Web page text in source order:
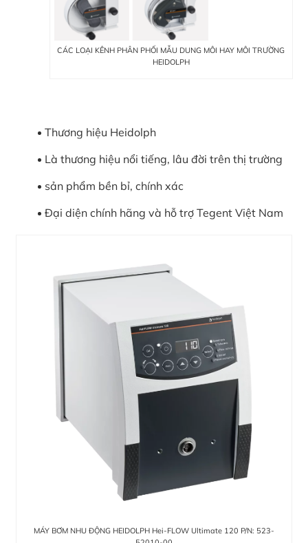
CÁC LOẠI KÊNH PHÂN PHỐI MẪU DUNG MÔI HAY MÔI TRƯỜNG
HEIDOLPH
Thương hiệu Heidolph
Là thương hiệu nổi tiếng, lâu đời trên thị trường
sản phẩm bền bỉ, chính xác
Đại diện chính hãng và hỗ trợ Tegent Việt Nam
MÁY BƠM NHU ĐỘNG HEIDOLPH Hei-FLOW Ultimate 120 P/N: 523-